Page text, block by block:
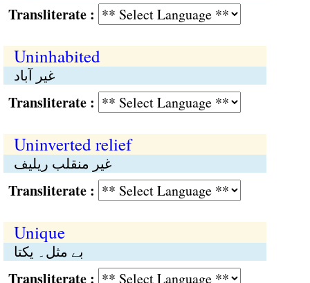
:
Uninhabited
غیر آباد
:
Uninverted relief
غیر منقلب ریلیف
:
Unique
بے مثل۔ یکتا
: